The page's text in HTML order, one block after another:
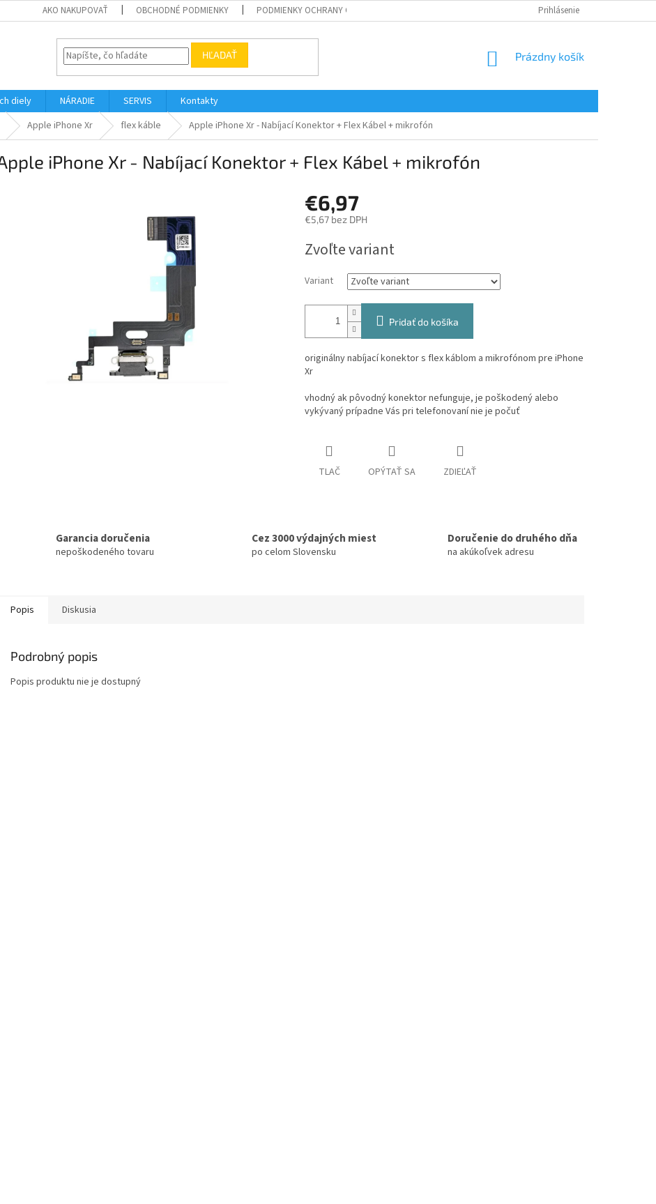
AKO NAKUPOVAŤ OBCHODNÉ PODMIENKY PODMIENKY OCHRANY OSOBNÝCH ÚDAJOV Prihlásenie
HĽADAŤ
NÁKUPNÝ
Prázdny košík
diely NÁRADIE SERVIS
Kontakty
Apple iPhone Xr flex káble Apple iPhone Xr - Nabíjací Konektor + Flex Kábel + mikrofón
iPhone Xr - Nabíjací Konektor + Flex Kábel + mikrofón
€6,97
€5,67 bez DPH
cena:
Zvoľte variant
Variant
Pridať do košíka
originálny nabíjací konektor s flex káblom a mikrofónom pre iPhone
Xr
vhodný ak pôvodný konektor nefunguje, je poškodený alebo
vykývaný prípadne Vás pri telefonovaní nie je počuť
TLAČ OPÝTAŤ SA ZDIEĽAŤ
Garancia doručenia
nepoškodeného tovaru
Cez 3000 výdajných miest
po celom Slovensku
Doručenie do druhého dňa
na akúkoľvek adresu
Popis Diskusia
Podrobný popis
Popis produktu nie je dostupný